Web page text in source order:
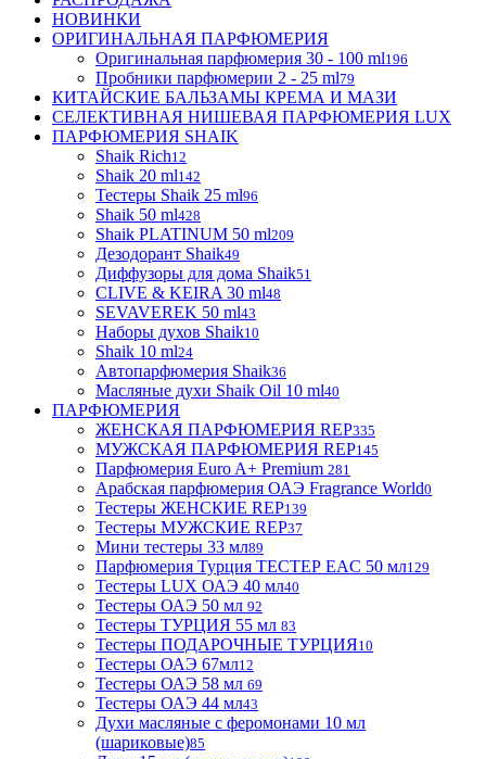
НОВИНКИ
ОРИГИНАЛЬНАЯ ПАРФЮМЕРИЯ
Оригинальная парфюмерия 30 - 100 ml196
Пробники парфюмерии 2 - 25 ml79
КИТАЙСКИЕ БАЛЬЗАМЫ КРЕМА И МАЗИ
СЕЛЕКТИВНАЯ НИШЕВАЯ ПАРФЮМЕРИЯ LUX
ПАРФЮМЕРИЯ SHAIK
Shaik Rich12
Shaik 20 ml142
Тестеры Shaik 25 ml96
Shaik 50 ml428
Shaik PLATINUM 50 ml209
Дезодорант Shaik49
Диффузоры для дома Shaik51
CLIVE & KEIRA 30 ml48
SEVAVEREK 50 ml43
Наборы духов Shaik10
Shaik 10 ml24
Автопарфюмерия Shaik36
Масляные духи Shaik Oil 10 ml40
ПАРФЮМЕРИЯ
ЖЕНСКАЯ ПАРФЮМЕРИЯ REP335
МУЖСКАЯ ПАРФЮМЕРИЯ REP145
Парфюмерия Euro A+ Premium 281
Арабская парфюмерия ОАЭ Fragrance World0
Тестеры ЖЕНСКИЕ REP139
Тестеры МУЖСКИЕ REP37
Мини тестеры 33 мл89
Парфюмерия Турция ТЕСТЕР EAC 50 мл129
Тестеры LUX ОАЭ 40 мл40
Тестеры ОАЭ 50 мл 92
Тестеры ТУРЦИЯ 55 мл 83
Тестеры ПОДАРОЧНЫЕ ТУРЦИЯ10
Тестеры ОАЭ 67мл12
Тестеры ОАЭ 58 мл 69
Тестеры ОАЭ 44 мл43
Духи масляные с феромонами 10 мл
(шариковые)85